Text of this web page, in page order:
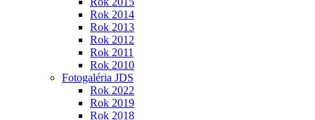
Rok 2014
Rok 2013
Rok 2012
Rok 2011
Rok 2010
Fotogaléria JDS
Rok 2022
Rok 2019
Rok 2018